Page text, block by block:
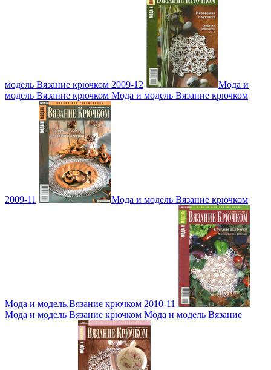
модель Вязание крючком 2009-12
Мода и
модель Вязание крючком Мода и модель Вязание крючком
2009-11 Мода и модель Вязание крючком
Мода и модель.Вязание крючком 2010-11
Мода и модель Вязание крючком Мода и модель Вязание